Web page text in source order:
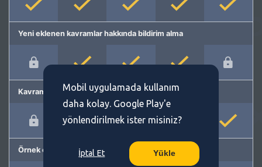
Yeni eklenen kavramlar hakkında bildirim alma
Kavram önerme
Örnek cümleler
Mobil uygulamada kullanım
daha kolay. Google Play'e
yönlendirilmek ister misiniz?
İptal Et Yükle